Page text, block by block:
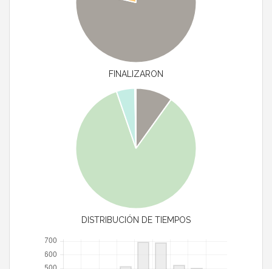
FINALIZARON
DISTRIBUCIÓN DE TIEMPOS